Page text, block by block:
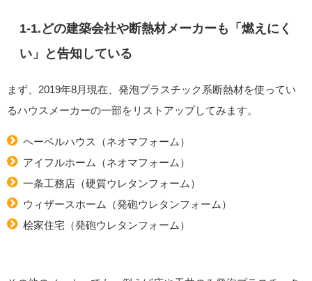
1-1.どの建築会社や断熱材メーカーも「燃えにく
い」と告知している
まず、2019年8月現在、発泡プラスチック系断熱材を使ってい
るハウスメーカーの一部をリストアップしてみます。
ヘーベルハウス（ネオマフォーム）
アイフルホーム（ネオマフォーム）
一条工務店（硬質ウレタンフォーム）
ウィザースホーム（発砲ウレタンフォーム）
桧家住宅（発砲ウレタンフォーム）